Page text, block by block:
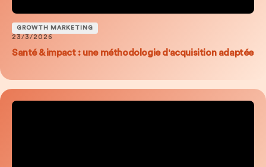
GROWTH MARKETING
23/3/2026
Santé & impact : une méthodologie d'acquisition adaptée